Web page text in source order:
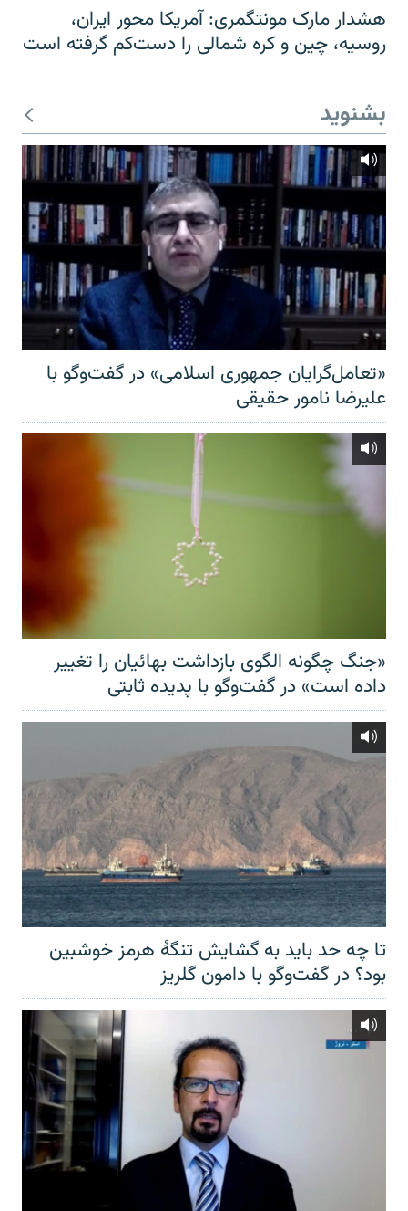
هشدار مارک مونتگمری: آمریکا محور ایران،
روسیه، چین و کره شمالی را دست‌کم گرفته است
بشنوید
«تعامل‌گرایان جمهوری اسلامی» در گفت‌وگو با
علیرضا نامور حقیقی
«جنگ چگونه الگوی بازداشت بهائیان را تغییر
داده است» در گفت‌وگو با پدیده ثابتی
تا چه حد باید به گشایش تنگهٔ هرمز خوشبین
بود؟ در گفت‌وگو با دامون گلریز